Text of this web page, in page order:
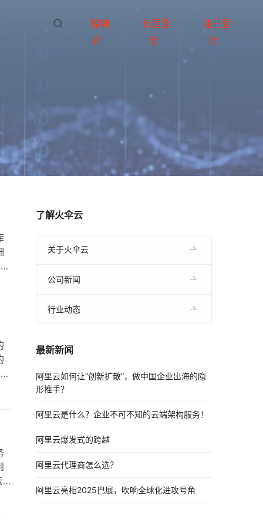
控制
台
代理登
录
注册登
陆
了解火伞云
关于火伞云
公司新闻
行业动态
最新新闻
阿里云如何让“创新扩散”，做中国企业出海的隐
形推手？
阿里云是什么？企业不可不知的云端架构服务！
阿里云爆发式的跨越
阿里云代理商怎么选？
阿里云亮相2025巴展，吹响全球化进攻号角